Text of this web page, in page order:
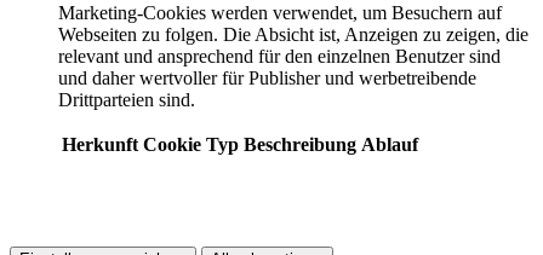
Marketing-Cookies werden verwendet, um Besuchern auf
Webseiten zu folgen. Die Absicht ist, Anzeigen zu zeigen, die
relevant und ansprechend für den einzelnen Benutzer sind
und daher wertvoller für Publisher und werbetreibende
Drittparteien sind.
Herkunft Cookie Typ Beschreibung Ablauf